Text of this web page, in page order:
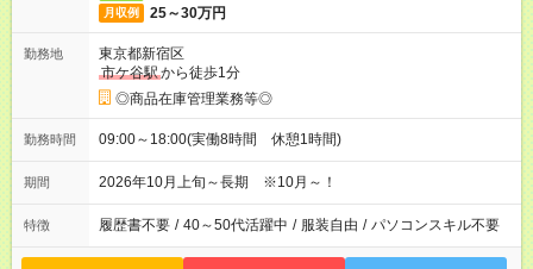
月収例 25～30万円
勤務地
東京都新宿区
市ケ谷駅から徒歩1分
◎商品在庫管理業務等◎
勤務時間 09:00～18:00(実働8時間 休憩1時間)
期間 2026年10月上旬～長期 ※10月～！
特徴 履歴書不要 / 40～50代活躍中 / 服装自由 / パソコンスキル不要